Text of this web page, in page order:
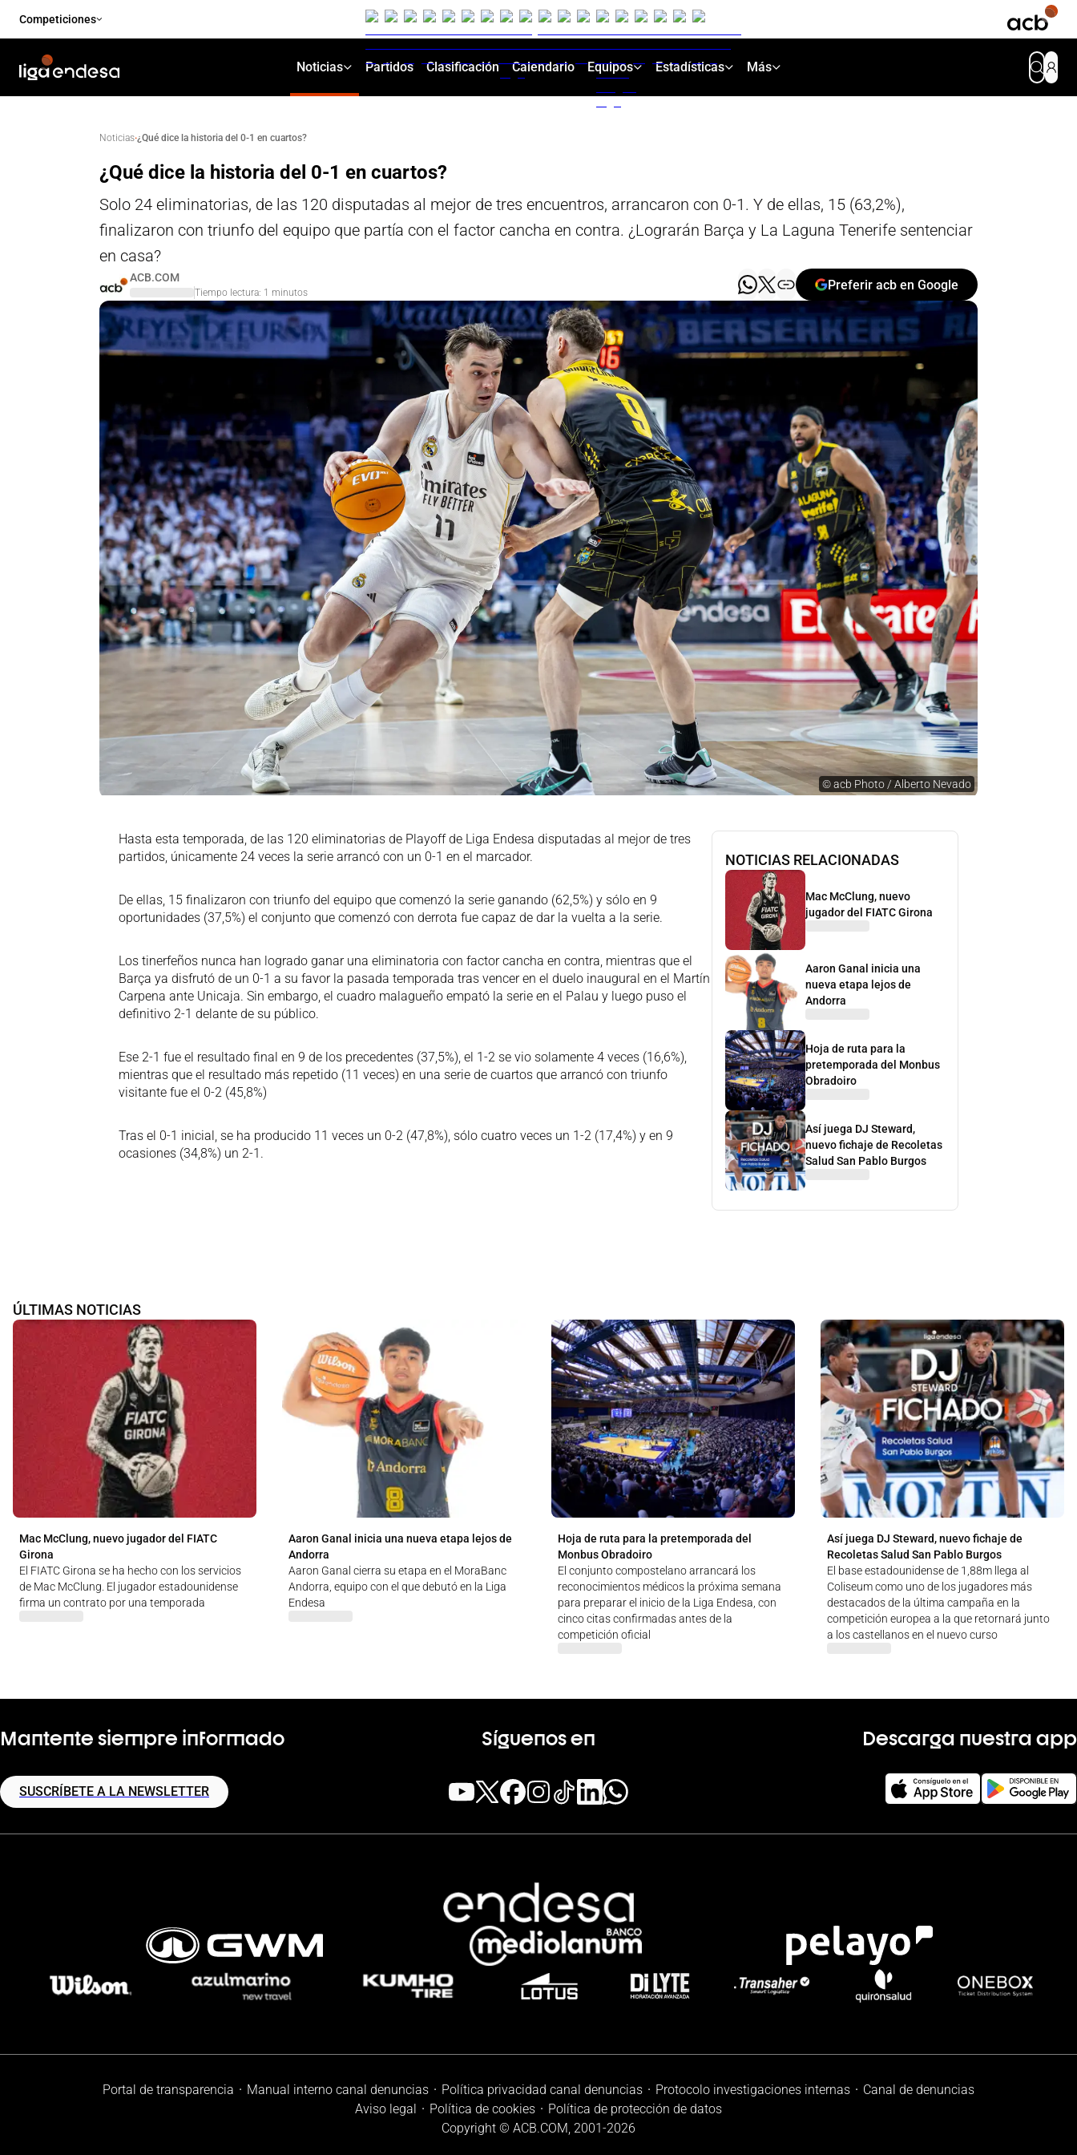
Competiciones
Noticias Partidos Clasificación Calendario Equipos Estadísticas Más
Noticias·¿Qué dice la historia del 0-1 en cuartos?
¿Qué dice la historia del 0-1 en cuartos?
Solo 24 eliminatorias, de las 120 disputadas al mejor de tres encuentros, arrancaron con 0-1. Y de ellas, 15 (63,2%),
finalizaron con triunfo del equipo que partía con el factor cancha en contra. ¿Lograrán Barça y La Laguna Tenerife sentenciar
en casa?
ACB.COM
Tiempo lectura: 1 minutos
Preferir acb en Google
©acb Photo / Alberto Nevado
Hasta esta temporada, de las 120 eliminatorias de Playoff de Liga Endesa disputadas al mejor de tres
partidos, únicamente 24 veces la serie arrancó con un 0-1 en el marcador.
De ellas, 15 finalizaron con triunfo del equipo que comenzó la serie ganando (62,5%) y sólo en 9
oportunidades (37,5%) el conjunto que comenzó con derrota fue capaz de dar la vuelta a la serie.
Los tinerfeños nunca han logrado ganar una eliminatoria con factor cancha en contra, mientras que el
Barça ya disfrutó de un 0-1 a su favor la pasada temporada tras vencer en el duelo inaugural en el Martín
Carpena ante Unicaja. Sin embargo, el cuadro malagueño empató la serie en el Palau y luego puso el
definitivo 2-1 delante de su público.
Ese 2-1 fue el resultado final en 9 de los precedentes (37,5%), el 1-2 se vio solamente 4 veces (16,6%),
mientras que el resultado más repetido (11 veces) en una serie de cuartos que arrancó con triunfo
visitante fue el 0-2 (45,8%)
Tras el 0-1 inicial, se ha producido 11 veces un 0-2 (47,8%), sólo cuatro veces un 1-2 (17,4%) y en 9
ocasiones (34,8%) un 2-1.
NOTICIAS RELACIONADAS
Mac McClung, nuevo
jugador del FIATC Girona
Aaron Ganal inicia una
nueva etapa lejos de
Andorra
Hoja de ruta para la
pretemporada del Monbus
Obradoiro
Así juega DJ Steward,
nuevo fichaje de Recoletas
Salud San Pablo Burgos
ÚLTIMAS NOTICIAS
Mac McClung, nuevo jugador del FIATC
Girona
El FIATC Girona se ha hecho con los servicios
de Mac McClung. El jugador estadounidense
firma un contrato por una temporada
Aaron Ganal inicia una nueva etapa lejos de
Andorra
Aaron Ganal cierra su etapa en el MoraBanc
Andorra, equipo con el que debutó en la Liga
Endesa
Hoja de ruta para la pretemporada del
Monbus Obradoiro
El conjunto compostelano arrancará los
reconocimientos médicos la próxima semana
para preparar el inicio de la Liga Endesa, con
cinco citas confirmadas antes de la
competición oficial
Así juega DJ Steward, nuevo fichaje de
Recoletas Salud San Pablo Burgos
El base estadounidense de 1,88m llega al
Coliseum como uno de los jugadores más
destacados de la última campaña en la
competición europea a la que retornará junto
a los castellanos en el nuevo curso
Mantente siempre informado
SUSCRÍBETE A LA NEWSLETTER
Síguenos en Descarga nuestra app
Portal de transparencia Manual interno canal denuncias Política privacidad canal denuncias Protocolo investigaciones internas
Canal de denuncias
Aviso legal
Política de cookies
Política de protección de datos
Copyright © ACB.COM, 2001-2026